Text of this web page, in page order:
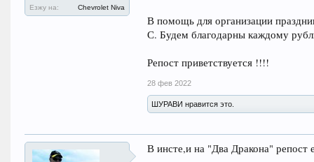
Езжу на:
Chevrolet Niva
В помощь для организации
С. Будем благодарны каждому
Репост приветствуется !!!!
28 фев 2022
ШУРАВИ нравится это.
В инсте,и на "Два Дракона" репост